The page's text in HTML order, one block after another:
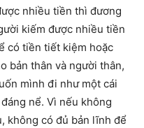
nhiều tiền thì đương
kiếm được nhiều tiền
có tiền tiết kiệm hoặc
bản thân và người thân,
mình đi như một cái
nể. Vì nếu không
không có đủ bản lĩnh để